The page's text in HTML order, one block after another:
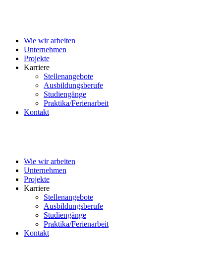
Wie wir arbeiten
Unternehmen
Projekte
Karriere
Stellenangebote
Ausbildungsberufe
Studiengänge
Praktika/Ferienarbeit
Kontakt
Wie wir arbeiten
Unternehmen
Projekte
Karriere
Stellenangebote
Ausbildungsberufe
Studiengänge
Praktika/Ferienarbeit
Kontakt